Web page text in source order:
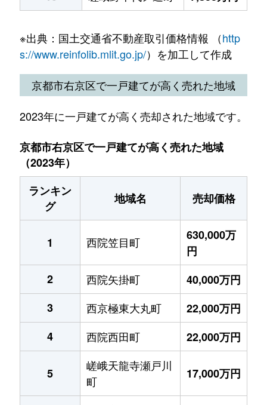
※出典：国土交通省不動産取引価格情報 （http
s://www.reinfolib.mlit.go.jp/）を加工して作成
京都市右京区で一戸建てが高く売れた地域
2023年に一戸建てが高く売却された地域です。
京都市右京区で一戸建てが高く売れた地域
（2023年）
ランキン
グ
地域名 売却価格
1 西院笠目町
630,000万
円
2
西院矢掛町
40,000万円
3
西京極東大丸町
22,000万円
4
西院西田町 22,000万円
5
嵯峨天龍寺瀬戸川
町
17,000万円